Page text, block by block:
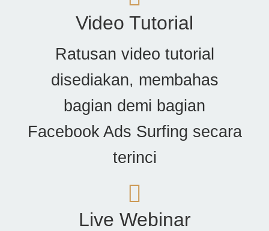
Video Tutorial
Ratusan video tutorial
disediakan, membahas
bagian demi bagian
Facebook Ads Surfing secara
terinci
Live Webinar